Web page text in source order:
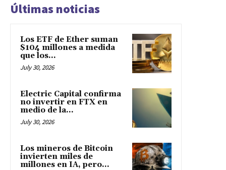
Últimas noticias
Los ETF de Ether suman
$104 millones a medida
que los...
July 30, 2026
Electric Capital confirma
no invertir en FTX en
medio de la...
July 30, 2026
Los mineros de Bitcoin
invierten miles de
millones en IA, pero...